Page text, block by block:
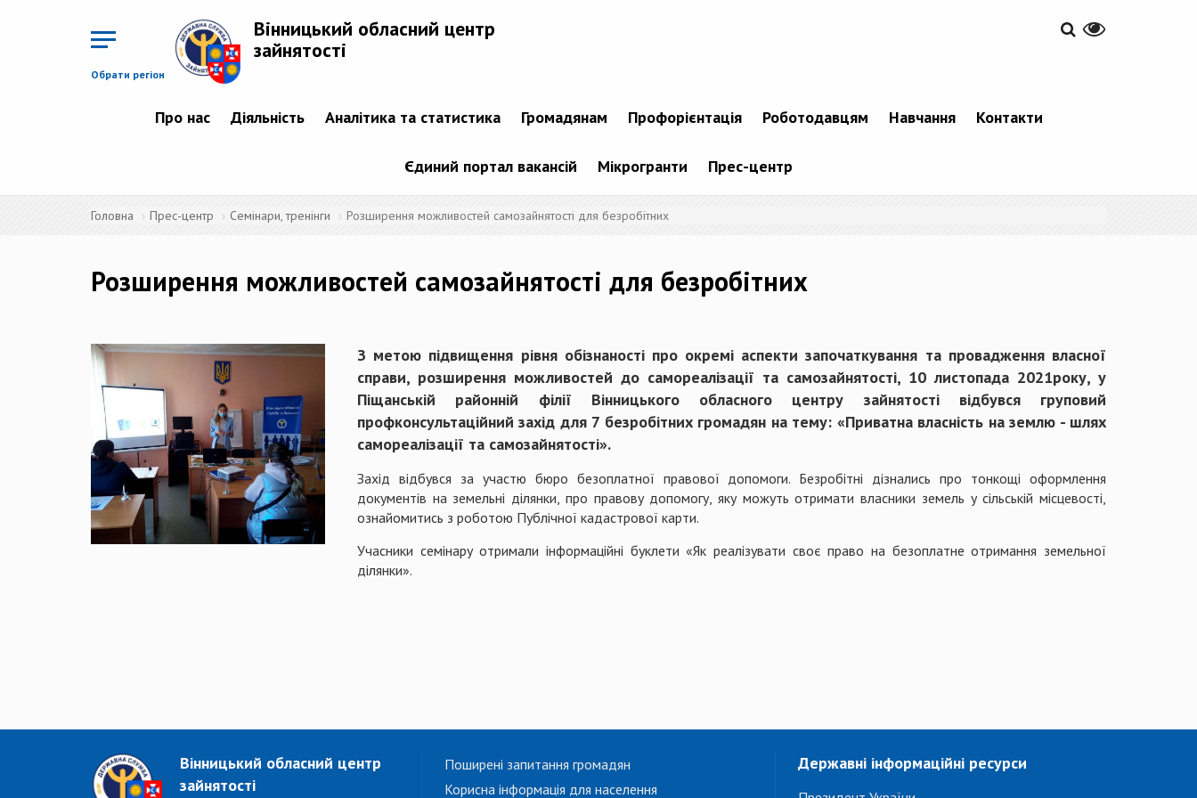
Обрати регіон
Вінницький обласний центр
зайнятості
Про нас Діяльність Аналітика та статистика Громадянам Профорієнтація Роботодавцям Навчання Контакти
Єдиний портал вакансій Мікрогранти Прес-центр
Головна Прес-центр Семінари, тренінги Розширення можливостей самозайнятості для безробітних
Розширення можливостей самозайнятості для безробітних
З метою підвищення рівня обізнаності про окремі аспекти започаткування та провадження власної
справи, розширення можливостей до самореалізації та самозайнятості, 10 листопада 2021року, у
Піщанській районній філії Вінницького обласного центру зайнятості відбувся груповий
профконсультаційний захід для 7 безробітних громадян на тему: «Приватна власність на землю - шлях
самореалізації та самозайнятості».
Захід відбувся за участю бюро безоплатної правової допомоги. Безробітні дізнались про тонкощі оформлення
документів на земельні ділянки, про правову допомогу, яку можуть отримати власники земель у сільській місцевості,
ознайомитись з роботою Публічної кадастрової карти.
Учасники семінару отримали інформаційні буклети «Як реалізувати своє право на безоплатне отримання земельної
ділянки».
Вінницький обласний центр
зайнятості
Поширені запитання громадян
Корисна інформація для населення
Державні інформаційні ресурси